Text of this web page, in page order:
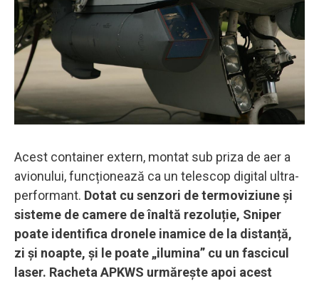
Acest container extern, montat sub priza de aer a
avionului, funcționează ca un telescop digital ultra-
performant. Dotat cu senzori de termoviziune și
sisteme de camere de înaltă rezoluție, Sniper
poate identifica dronele inamice de la distanță,
zi și noapte, și le poate „ilumina” cu un fascicul
laser. Racheta APKWS urmărește apoi acest